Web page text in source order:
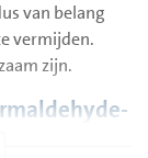
van belang
vermijden.
zijn.